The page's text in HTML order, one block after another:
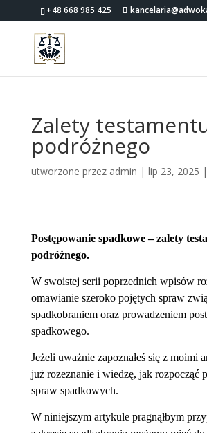
+48 668 985 425
Zalety
podróżnego
utworzone przez admin | lip 23, 2025 |
Postępowanie spadkowe – zalety
podróżnego.
W swoistej serii poprzednich wpisów
omawianie szeroko pojętych spraw
spadkobraniem oraz prowadzeniem
spadkowego.
Jeżeli uważnie zapoznałeś się z moimi
już rozeznanie i wiedzę, jak rozpocząć
spraw spadkowych.
W niniejszym artykule pragnąłbym